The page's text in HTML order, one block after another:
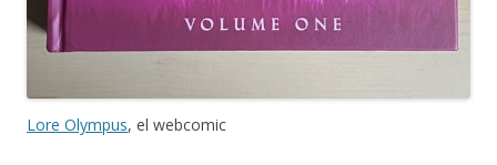
Lore Olympus, el webcomic